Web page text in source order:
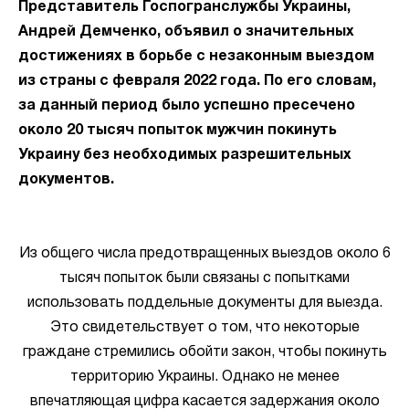
Представитель Госпогранслужбы Украины,
Андрей Демченко, объявил о значительных
достижениях в борьбе с незаконным выездом
из страны с февраля 2022 года. По его словам,
за данный период было успешно пресечено
около 20 тысяч попыток мужчин покинуть
Украину без необходимых разрешительных
документов.
Из общего числа предотвращенных выездов около 6
тысяч попыток были связаны с попытками
использовать поддельные документы для выезда.
Это свидетельствует о том, что некоторые
граждане стремились обойти закон, чтобы покинуть
территорию Украины. Однако не менее
впечатляющая цифра касается задержания около